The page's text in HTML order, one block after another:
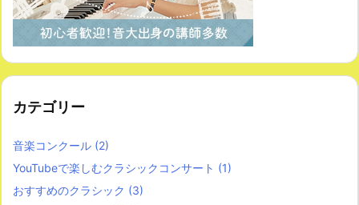
カテゴリー
音楽コンクール (2)
YouTubeで楽しむクラシックコンサート (1)
おすすめのクラシック (3)